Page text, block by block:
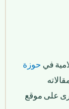
في حوزة
على موقع